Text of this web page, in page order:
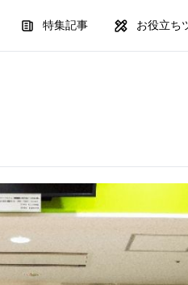
特集記事 お役立ち